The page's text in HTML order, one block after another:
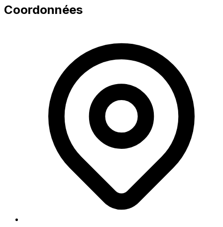
Coordonnées